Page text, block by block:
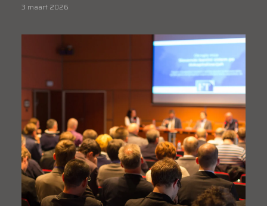
3 maart 2026